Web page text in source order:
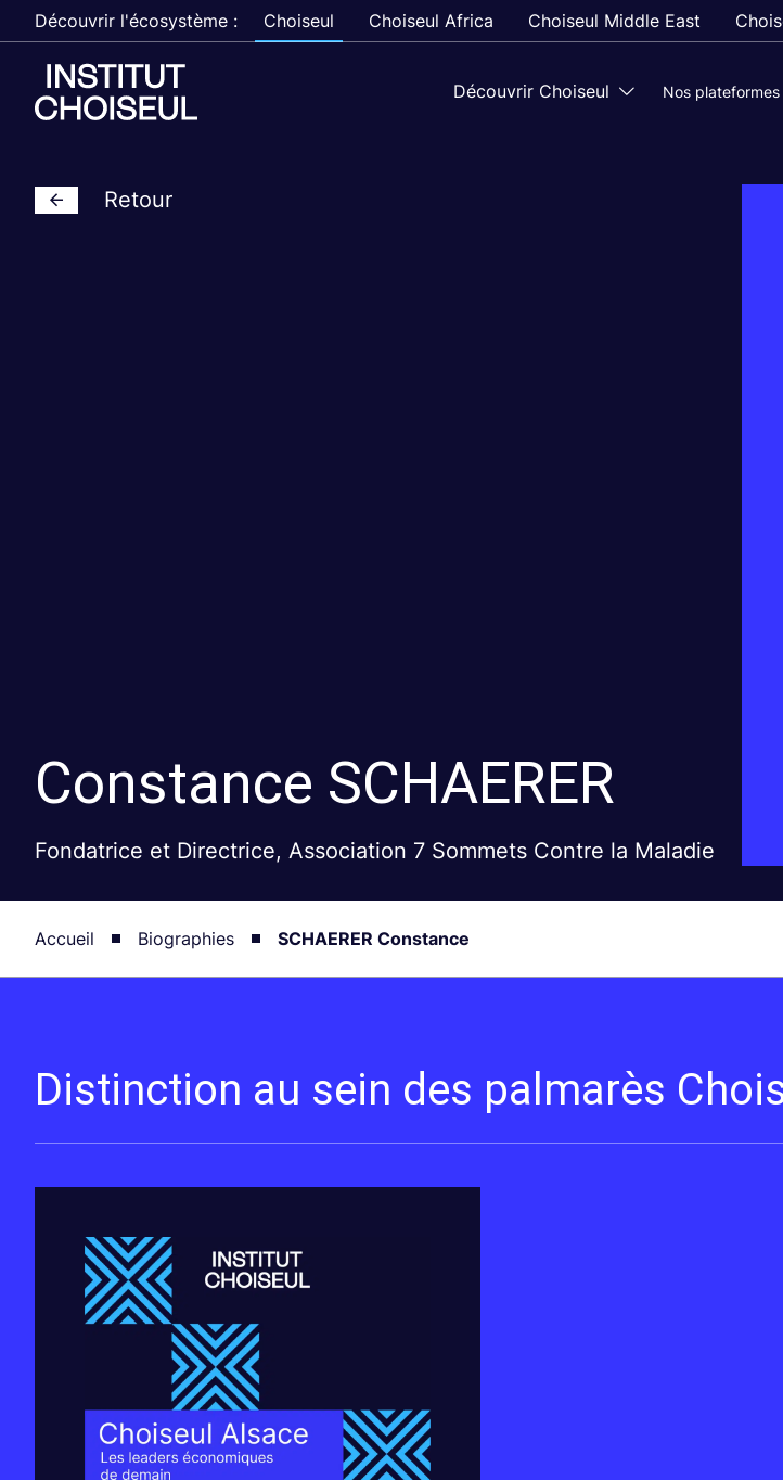
Découvrir l'écosystème : Choiseul Choiseul Africa Choiseul Middle East
Découvrir Choiseul Nos
Retour
Constance SCHAERER
Fondatrice et Directrice, Association 7 Sommets Contre la Maladie
Accueil Biographies SCHAERER Constance
Distinction au sein des palmarès